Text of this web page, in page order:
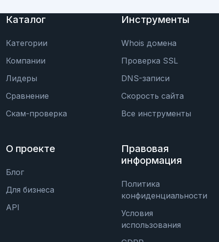
Каталог
Категории
Компании
Лидеры
Сравнение
Скам-проверка
Инструменты
Whois домена
Проверка SSL
DNS-записи
Скорость сайта
Все инструменты
О проекте
Блог
Для бизнеса
API
Правовая
информация
Политика
конфиденциальности
Условия
использования